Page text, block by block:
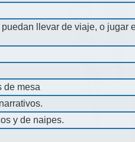
llevar de viaje, o jugar
de mesa
y de naipes.